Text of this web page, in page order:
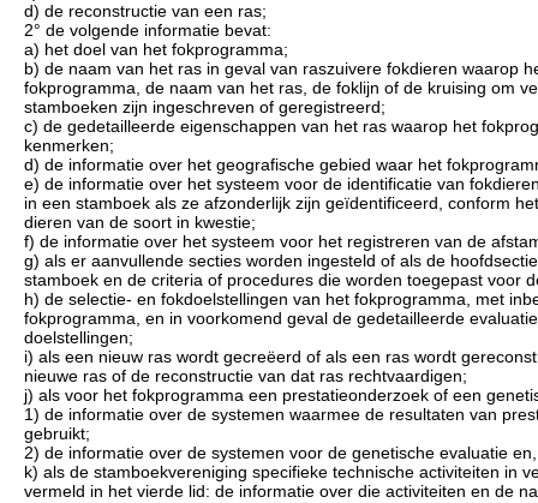
d) de reconstructie van een ras;
2° de volgende informatie bevat:
a) het doel van het fokprogramma;
b) de naam van het ras in geval van raszuivere fokdieren waarop
fokprogramma, de naam van het ras, de foklijn of de kruising om
stamboeken zijn ingeschreven of geregistreerd;
c) de gedetailleerde eigenschappen van het ras waarop het
kenmerken;
d) de informatie over het geografische gebied waar het
e) de informatie over het systeem voor de identificatie van
in een stamboek als ze afzonderlijk zijn geïdentificeerd, conform
dieren van de soort in kwestie;
f) de informatie over het systeem voor het registreren van de
g) als er aanvullende secties worden ingesteld of als de
stamboek en de criteria of procedures die worden toegepast voor
h) de selectie- en fokdoelstellingen van het fokprogramma, met
fokprogramma, en in voorkomend geval de gedetailleerde
doelstellingen;
i) als een nieuw ras wordt gecreëerd of als een ras wordt
nieuwe ras of de reconstructie van dat ras rechtvaardigen;
j) als voor het fokprogramma een prestatieonderzoek of een
1) de informatie over de systemen waarmee de resultaten van
gebruikt;
2) de informatie over de systemen voor de genetische evaluatie
k) als de stamboekvereniging specifieke technische activiteiten in
vermeld in het vierde lid: de informatie over die activiteiten en de